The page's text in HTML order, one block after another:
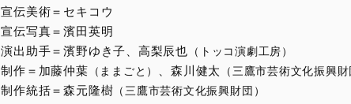
宣伝美術＝ セキコウ
宣伝写真＝濱田英明
演出助手＝濱野ゆき子、高梨辰也 （トッコ演劇工房）
制作＝ 加藤仲葉 （ままごと） 、森川健太 （三鷹市芸術文化振興財
制作統括＝森元隆樹 （三鷹市芸術文化振興財団）